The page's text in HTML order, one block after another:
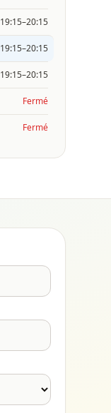
19:15–20:15
19:15–20:15
19:15–20:15
Fermé
Fermé